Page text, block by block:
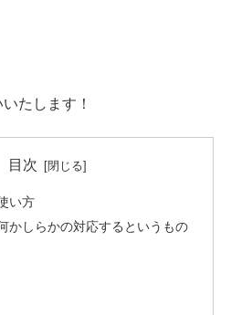
たします！
目次
い方
かしらかの対応するというもの